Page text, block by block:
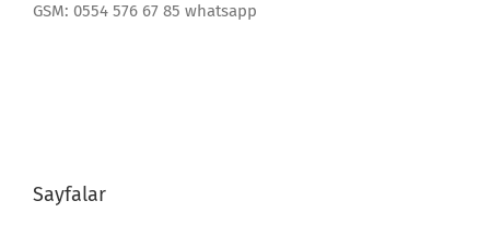
GSM: 0554 576 67 85 whatsapp
Sayfalar